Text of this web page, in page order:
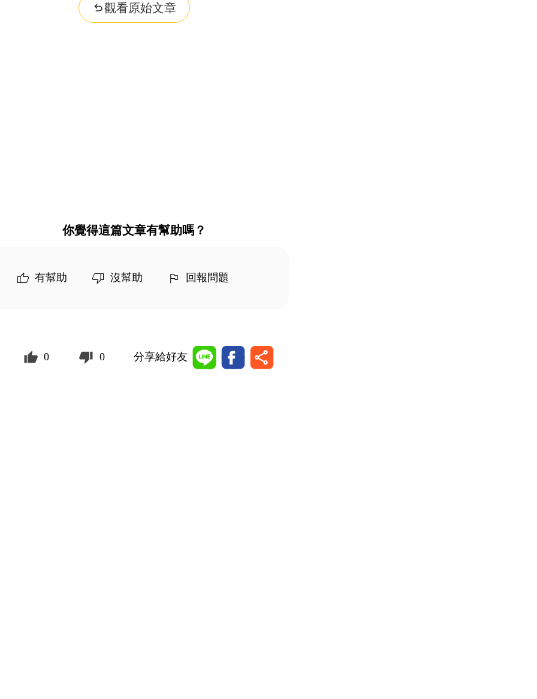
觀看原始文章
你覺得這篇文章有幫助嗎？
有幫助 沒幫助 回報問題
0 0 分享給好友